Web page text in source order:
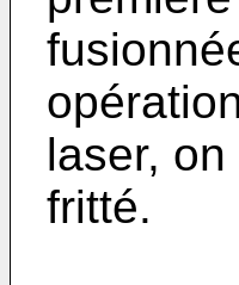
laser,
fritté.